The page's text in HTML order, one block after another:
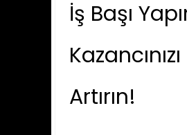
İş Başı
Kazancınızı
Artırın!